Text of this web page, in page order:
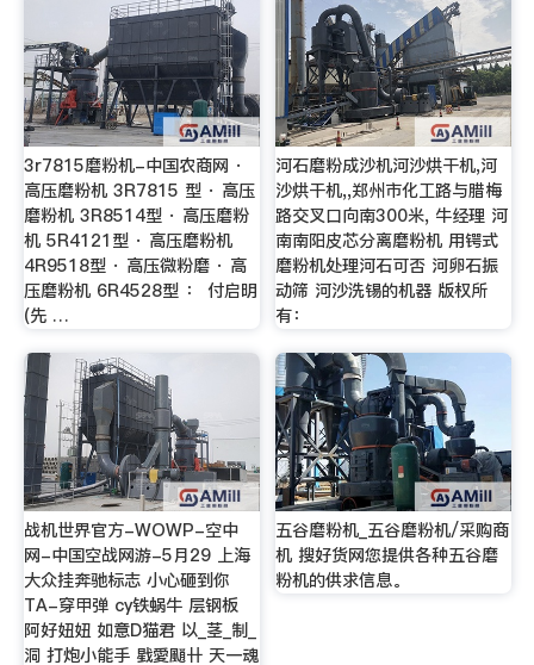
3r7815磨粉机-中国农商网 ·
高压磨粉机 3R7815 型 · 高压
磨粉机 3R8514型 · 高压磨粉
机 5R4121型 · 高压磨粉机
4R9518型 · 高压微粉磨 · 高
压磨粉机 6R4528型 ： 付启明
(先 …
河石磨粉成沙机河沙烘干机,河
沙烘干机,,郑州市化工路与腊梅
路交叉口向南300米, 牛经理 河
南南阳皮芯分离磨粉机 用锷式
磨粉机处理河石可否 河卵石振
动筛 河沙洗锡的机器 版权所
有：
战机世界官方-WOWP-空中
网-中国空战网游-5月29 上海
大众挂奔驰标志 小心砸到你
TA-穿甲弹 cy铁蜗牛 层钢板
阿好妞妞 如意D猫君 以_茎_制_
洞 打炮小能手 戥愛颵卄 天一魂
五谷磨粉机_五谷磨粉机/采购商
机 搜好货网您提供各种五谷磨
粉机的供求信息。